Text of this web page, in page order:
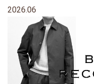
2026.06